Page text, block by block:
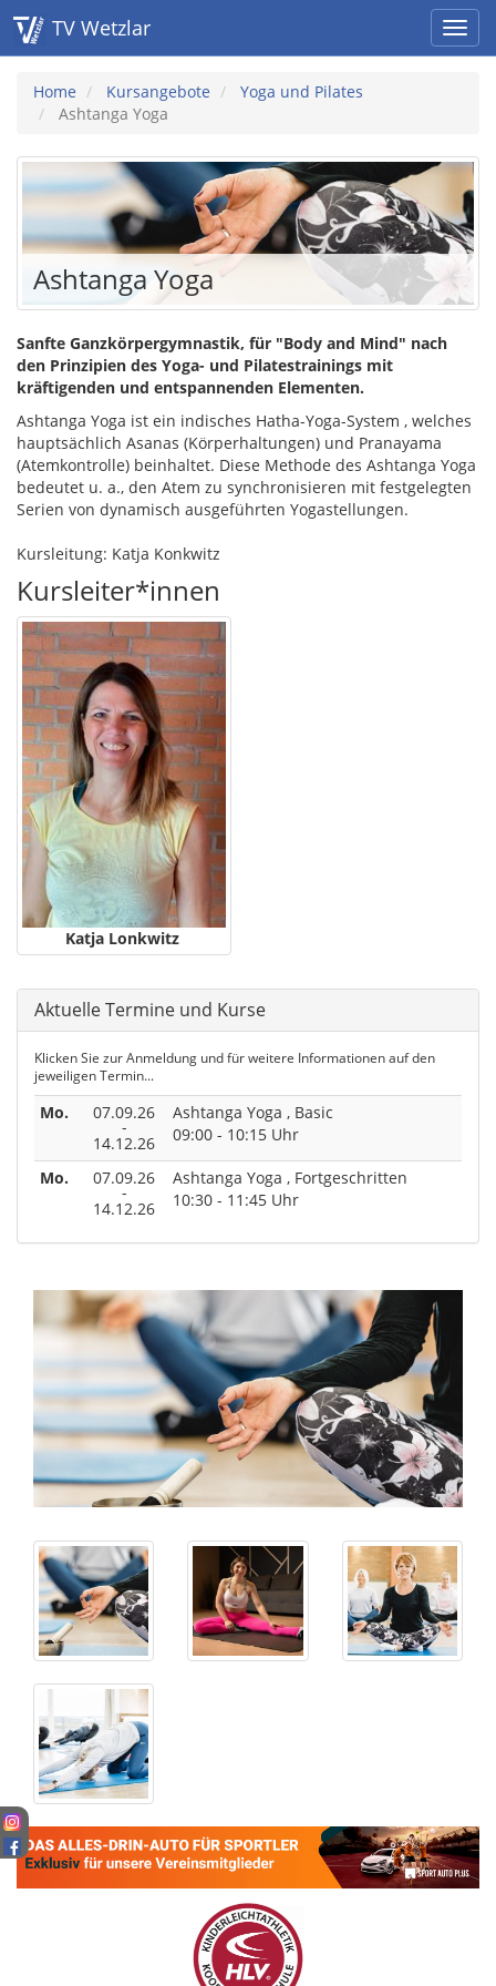
TV Wetzlar
Home Kursangebote
Yoga und Pilates
Ashtanga Yoga
Ashtanga Yoga
Sanfte Ganzkörpergymnastik, für "Body and Mind" nach
den Prinzipien des Yoga- und Pilatestrainings mit
kräftigenden und entspannenden Elementen.
Ashtanga Yoga ist ein indisches Hatha-Yoga-System , welches
hauptsächlich Asanas (Körperhaltungen) und Pranayama
(Atemkontrolle) beinhaltet. Diese Methode des Ashtanga Yoga
bedeutet u. a., den Atem zu synchronisieren mit festgelegten
Serien von dynamisch ausgeführten Yogastellungen.
Kursleitung: Katja Konkwitz
Kursleiter*innen
Katja Lonkwitz
Aktuelle Termine und Kurse
Klicken Sie zur Anmeldung und für weitere Informationen auf den
jeweiligen Termin...
Mo. 07.09.26
-
14.12.26
Ashtanga Yoga , Basic
09:00 - 10:15 Uhr
Mo. 07.09.26
-
14.12.26
Ashtanga Yoga , Fortgeschritten
10:30 - 11:45 Uhr